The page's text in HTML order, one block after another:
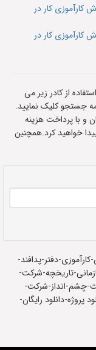
کارآموزی کار در
کارآموزی کار در
از کادر زیر می
جستجو کلیک نمایید.
و با پرداخت هزینه
خواهید کرد.همچنین
دفتر-پدافند-
تاریخچه-شرکت-
چشم-انداز-شرکت-
پروژه-دانلود رایگان-